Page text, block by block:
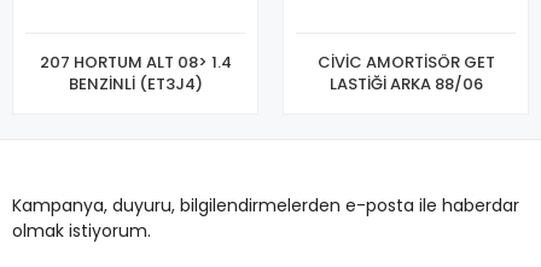
207 HORTUM ALT 08> 1.4
BENZİNLİ (ET3J4)
CİVİC AMORTİSÖR GET
LASTİĞİ ARKA 88/06
Kampanya, duyuru, bilgilendirmelerden e-posta ile haberdar
olmak istiyorum.